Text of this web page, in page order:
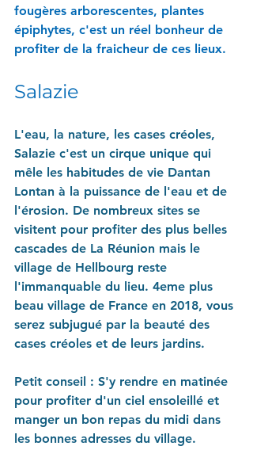
fougères arborescentes, plantes
épiphytes, c'est un réel bonheur de
profiter de la fraicheur de ces lieux.
Salazie
L'eau, la nature, les cases créoles,
Salazie c'est un cirque unique qui
mêle les habitudes de vie Dantan
Lontan à la puissance de l'eau et de
l'érosion. De nombreux sites se
visitent pour profiter des plus belles
cascades de La Réunion mais le
village de Hellbourg reste
l'immanquable du lieu. 4eme plus
beau village de France en 2018, vous
serez subjugué par la beauté des
cases créoles et de leurs jardins.
Petit conseil : S'y rendre en matinée
pour profiter d'un ciel ensoleillé et
manger un bon repas du midi dans
les bonnes adresses du village.